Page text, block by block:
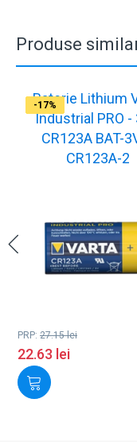
Produse
-17%
Baterie Lithium
Industrial PRO -
CR123A BAT-
CR123A-2
PRP: 27.15lei
22.63 lei
-17%
-17%
-17%
-17%
-17%
-17%
-17%
-17%
-17%